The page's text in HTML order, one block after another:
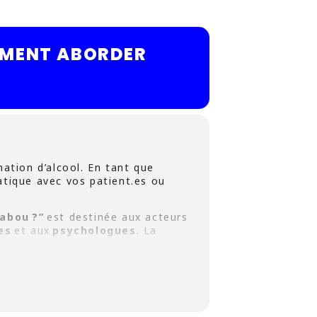
ABORDER
d’alcool. En tant que
avec vos patient.es ou
?” est destinée aux acteurs
et aux psychologues . La